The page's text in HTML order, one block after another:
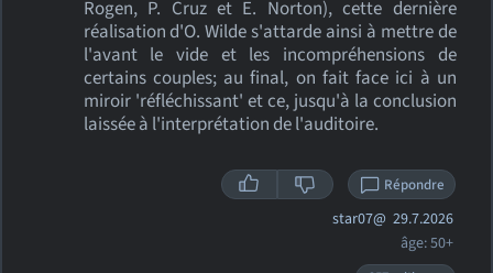
Rogen, P. Cruz et E. Norton), cette dernière
réalisation d'O. Wilde s'attarde ainsi à mettre de
l'avant le vide et les incompréhensions de
certains couples; au final, on fait face ici à un
miroir 'réfléchissant' et ce, jusqu'à la conclusion
laissée à l'interprétation de l'auditoire.
Répondre
star07@ 29.7.2026
âge: 50+